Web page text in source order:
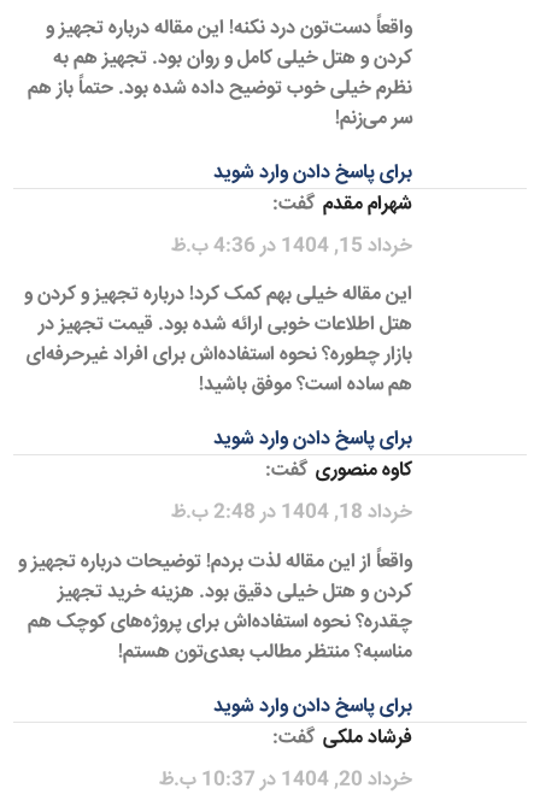
واقعاً دست‌تون درد نکنه! این مقاله درباره تجهیز و
کردن و هتل خیلی کامل و روان بود. تجهیز هم به
نظرم خیلی خوب توضیح داده شده بود. حتماً باز هم
سر می‌زنم!
برای پاسخ دادن وارد شوید
شهرام مقدم گفت:
خرداد 15, 1404 در 4:36 ب.ظ
این مقاله خیلی بهم کمک کرد! درباره تجهیز و کردن و
هتل اطلاعات خوبی ارائه شده بود. قیمت تجهیز در
بازار چطوره؟ نحوه استفاده‌اش برای افراد غیرحرفه‌ای
هم ساده است؟ موفق باشید!
برای پاسخ دادن وارد شوید
کاوه منصوری گفت:
خرداد 18, 1404 در 2:48 ب.ظ
واقعاً از این مقاله لذت بردم! توضیحات درباره تجهیز و
کردن و هتل خیلی دقیق بود. هزینه خرید تجهیز
چقدره؟ نحوه استفاده‌اش برای پروژه‌های کوچک هم
مناسبه؟ منتظر مطالب بعدی‌تون هستم!
برای پاسخ دادن وارد شوید
فرشاد ملکی گفت:
خرداد 20, 1404 در 10:37 ب.ظ